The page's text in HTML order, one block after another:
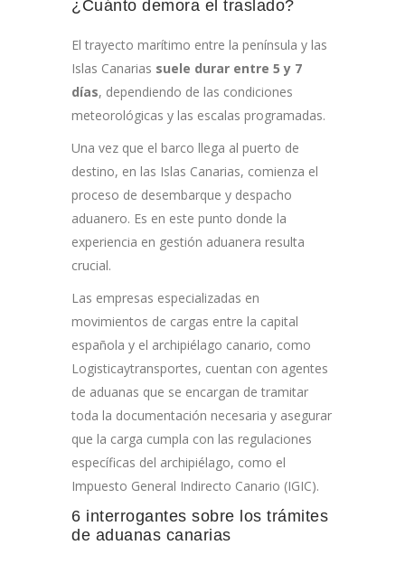
¿Cuánto demora el traslado?
El trayecto marítimo entre la península y las
Islas Canarias suele durar entre 5 y 7
días, dependiendo de las condiciones
meteorológicas y las escalas programadas.
Una vez que el barco llega al puerto de
destino, en las Islas Canarias, comienza el
proceso de desembarque y despacho
aduanero. Es en este punto donde la
experiencia en gestión aduanera resulta
crucial.
Las empresas especializadas en
movimientos de cargas entre la capital
española y el archipiélago canario, como
Logisticaytransportes, cuentan con agentes
de aduanas que se encargan de tramitar
toda la documentación necesaria y asegurar
que la carga cumpla con las regulaciones
específicas del archipiélago, como el
Impuesto General Indirecto Canario (IGIC).
6 interrogantes sobre los trámites
de aduanas canarias